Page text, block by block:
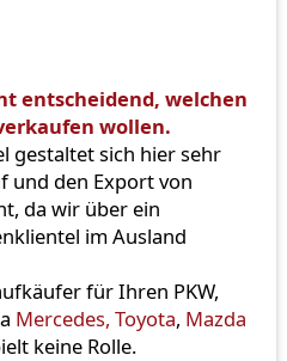
entscheidend, welchen
wollen.
gestaltet sich hier sehr
und den Export von
da wir über ein
im Ausland
für Ihren PKW,
Mercedes, Toyota, Mazda
keine Rolle.